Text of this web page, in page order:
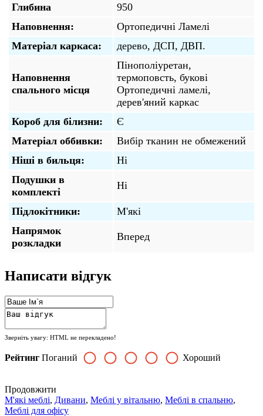
Глибина
950
Наповнення:
Ортопедичні Ламелі
Матеріал каркаса:
дерево, ДСП, ДВП.
Наповнення
спального місця
Пінополіуретан,
термоповсть, букові
Ортопедичні ламелі,
дерев'яний каркас
Короб для білизни:
Є
Матеріал оббивки:
Вибір тканин не обмежений
Ніші в бильця:
Ні
Подушки в
комплекті
Ні
Підлокітники:
М'які
Напрямок
розкладки
Вперед
Написати відгук
Зверніть увагу: HTML не перекладено!
Рейтинг Поганий Хороший
Продовжити
М'які меблі, Дивани, Меблі у вітальню, Меблі в спальню,
Меблі для офісу